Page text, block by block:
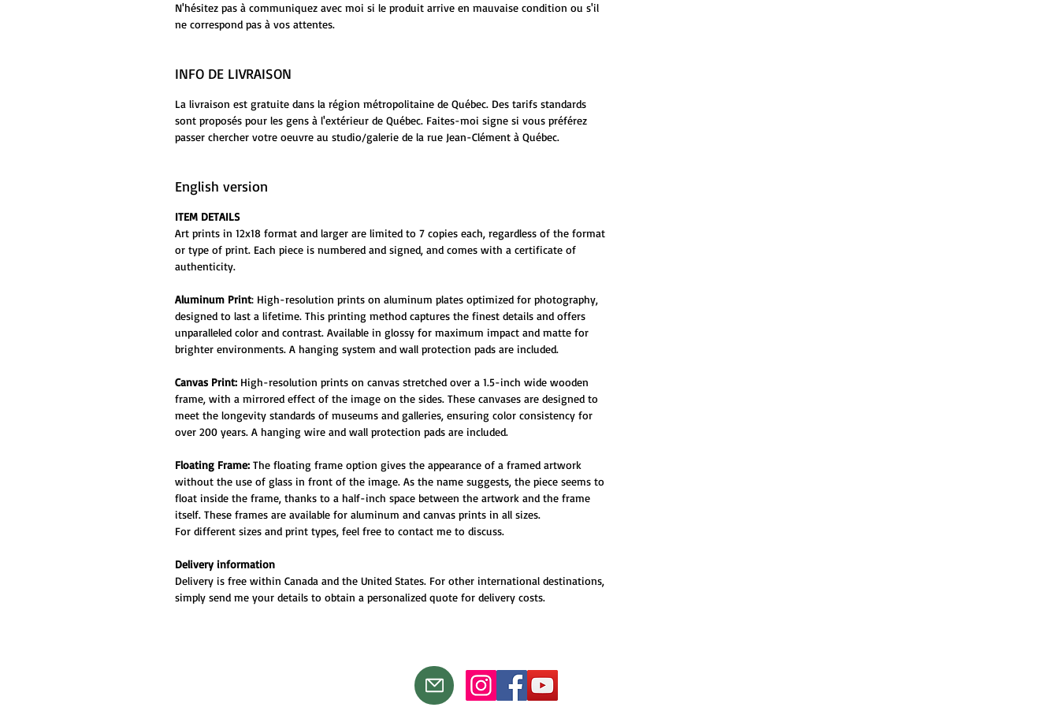
N'hésitez pas à communiquez avec moi si le produit arrive en mauvaise condition ou s'il
ne correspond pas à vos attentes.
INFO DE LIVRAISON
La livraison est gratuite dans la région métropolitaine de Québec. Des tarifs standards
sont proposés pour les gens à l'extérieur de Québec. Faites-moi signe si vous préférez
passer chercher votre oeuvre au studio/galerie de la rue Jean-Clément à Québec.
English version
ITEM DETAILS
Art prints in 12x18 format and larger are limited to 7 copies each, regardless of the format
or type of print. Each piece is numbered and signed, and comes with a certificate of
authenticity.
Aluminum Print: High-resolution prints on aluminum plates optimized for photography,
designed to last a lifetime. This printing method captures the finest details and offers
unparalleled color and contrast. Available in glossy for maximum impact and matte for
brighter environments. A hanging system and wall protection pads are included.
Canvas Print: High-resolution prints on canvas stretched over a 1.5-inch wide wooden
frame, with a mirrored effect of the image on the sides. These canvases are designed to
meet the longevity standards of museums and galleries, ensuring color consistency for
over 200 years. A hanging wire and wall protection pads are included.
Floating Frame: The floating frame option gives the appearance of a framed artwork
without the use of glass in front of the image. As the name suggests, the piece seems to
float inside the frame, thanks to a half-inch space between the artwork and the frame
itself. These frames are available for aluminum and canvas prints in all sizes.
For different sizes and print types, feel free to contact me to discuss.
Delivery information
Delivery is free within Canada and the United States. For other international destinations,
simply send me your details to obtain a personalized quote for delivery costs.